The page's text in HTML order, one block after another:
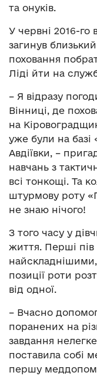
та онуків.
У червні 2016-го
загинув
поховання
Ліді йти на
– Я відразу
Вінниці, де
на
уже були на базі
Авдіївки, –
навчань з
всі тонкощі. Та
штурмову роту
не знаю нічого!
З того часу у
життя. Перші пів
позиції роти
від одної.
– Вчасно
поранених на
завдання
поставила собі
першу